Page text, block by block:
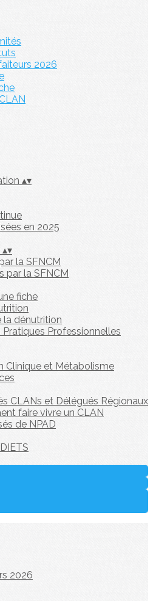
2026
▴▾
en 2025
▴▾
la SFNCM
par la SFNCM
fiche
la dénutrition
Professionnelles
Clinique et Métabolisme
CLANs et Délégués Régionaux
faire vivre un CLAN
de NPAD
2026